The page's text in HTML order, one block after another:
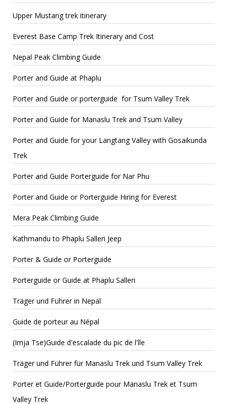
Upper Mustang trek itinerary
Everest Base Camp Trek Itinerary and Cost
Nepal Peak Climbing Guide
Porter and Guide at Phaplu
Porter and Guide or porterguide for Tsum Valley Trek
Porter and Guide for Manaslu Trek and Tsum Valley
Porter and Guide for your Langtang Valley with Gosaikunda
Trek
Porter and Guide Porterguide for Nar Phu
Porter and Guide or Porterguide Hiring for Everest
Mera Peak Climbing Guide
Kathmandu to Phaplu Salleri Jeep
Porter & Guide or Porterguide
Porterguide or Guide at Phaplu Salleri
Träger und Führer in Nepal
Guide de porteur au Népal
(Imja Tse)Guide d'escalade du pic de l'île
Träger und Führer für Manaslu Trek und Tsum Valley Trek
Porter et Guide/Porterguide pour Manaslu Trek et Tsum
Valley Trek